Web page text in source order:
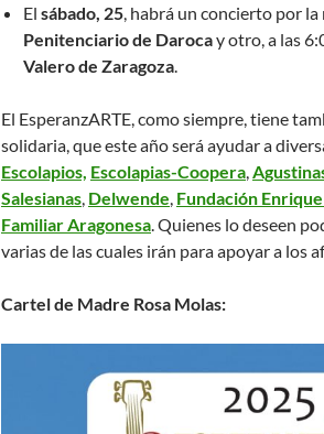
El sábado, 25, habrá un concierto por la
Penitenciario de Darocay otro, a las
Valero de Zaragoza.
El EsperanzARTE, como siempre, tiene
solidaria, que este año será ayudar a
Escolapios, Escolapias-Coopera,
Salesianas, Delwende, Fundación
Familiar Aragonesa. Quienes lo deseen
varias de las cuales irán para apoyar a los
Cartel de Madre Rosa Molas: